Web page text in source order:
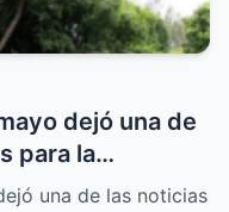
dejó una de
para la
de México
una de las noticias